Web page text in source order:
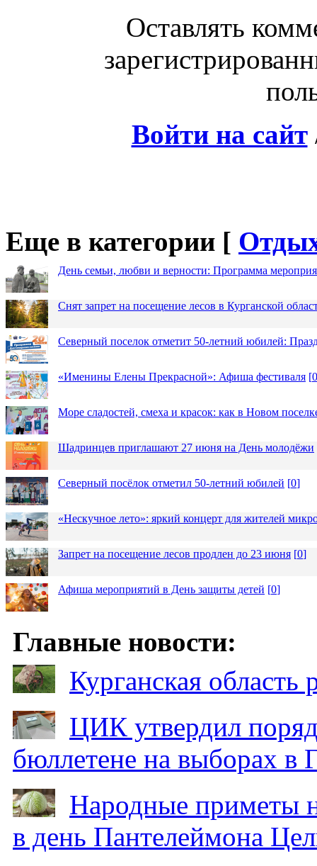
Оставлять
Войти на сайт
Еще в категории [
День семьи, любви и верности: Программа
Снят запрет на посещение лесов в Курганской
Северный поселок отметит 50-летний юбилей:
«Именины Елены Прекрасной»: Афиша фестиваля [0
Море сладостей, смеха и красок: как в Новом
Шадринцев приглашают 27 июня на День молодёжи
Северный посёлок отметил 50-летний юбилей [0]
«Нескучное лето»: яркий концерт для жителей
Запрет на посещение лесов продлен до 23 июня [0]
Афиша мероприятий в День защиты детей [0]
Главные новости:
Курганская
ЦИК утвердил
бюллетене на выборах в
Народные приметы
в день Пантелеймона